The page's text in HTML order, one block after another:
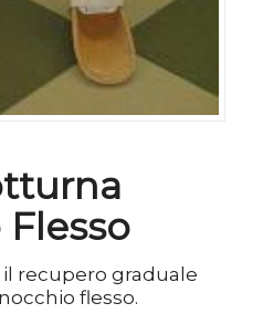
recupero graduale
flesso.